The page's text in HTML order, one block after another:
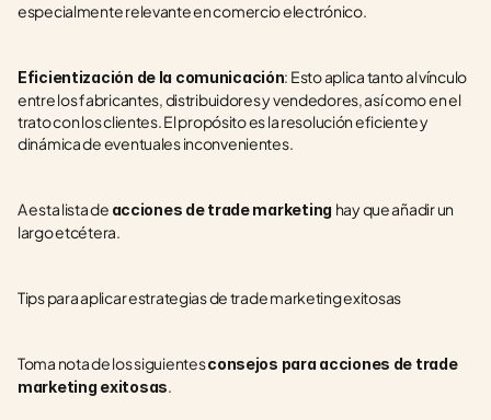
especialmente relevante en comercio electrónico.
Eficientización de la comunicación: Esto aplica tanto al vínculo
entre los fabricantes, distribuidores y vendedores, así como en el
trato con los clientes. El propósito es la resolución eficiente y
dinámica de eventuales inconvenientes.
A esta lista de acciones de trade marketing hay que añadir un
largo etcétera.
Tips para aplicar estrategias de trade marketing exitosas
Toma nota de los siguientes consejos para acciones de trade
marketing exitosas.